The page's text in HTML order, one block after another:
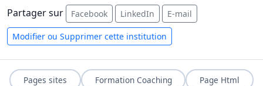
Partager sur Facebook LinkedIn E-mail
Modifier ou Supprimer cette institution
Pages sites Formation Coaching
Page Html